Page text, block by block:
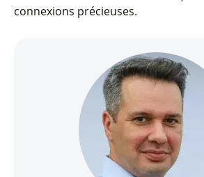
connexions précieuses.